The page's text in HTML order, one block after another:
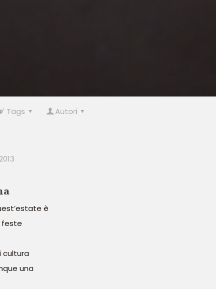
Tags Autori
è
feste
cultura
una